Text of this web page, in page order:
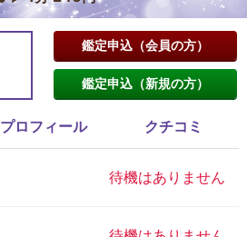
鑑定申込（会員の方）
鑑定申込（新規の方）
プロフィール クチコミ
待機はありません